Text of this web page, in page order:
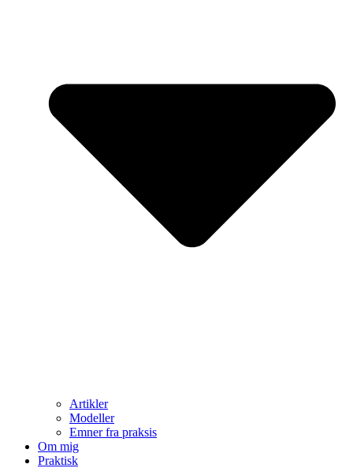
Artikler
Modeller
Emner fra praksis
Om mig
Praktisk